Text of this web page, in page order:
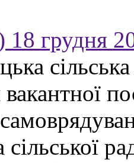
грудня
сільської